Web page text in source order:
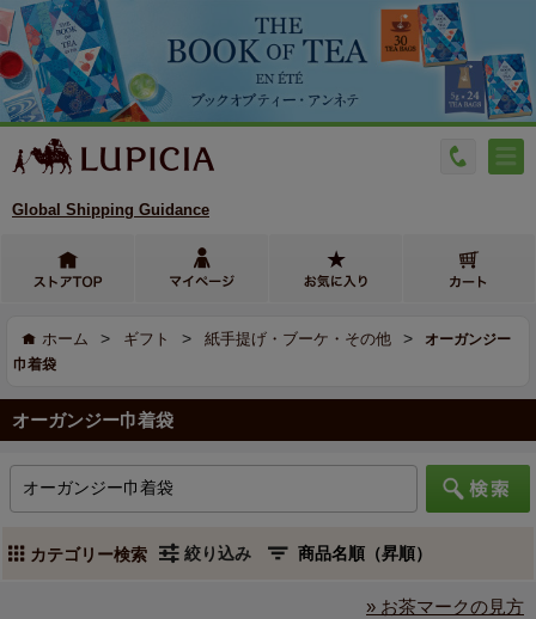
Global Shipping Guidance
ホーム > ギフト > 紙手提げ・ブーケ・その他 >
オーガンジー
巾着袋
オーガンジー巾着袋
カテゴリー検索 絞り込み
» お茶マークの見方